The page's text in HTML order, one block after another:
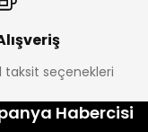
taksit seçenekleri
Habercisi